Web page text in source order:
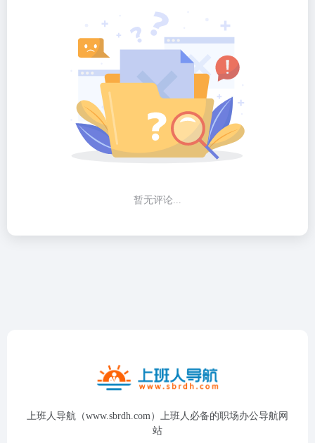
暂无评论...
上班人导航（www.sbrdh.com）上班人必备的职场办公导航网
站